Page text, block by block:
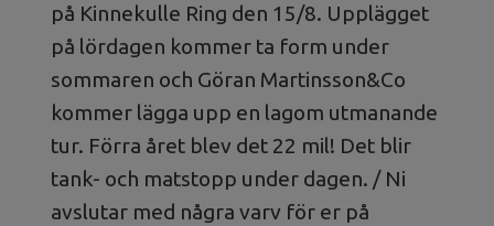
på Kinnekulle Ring den 15/8. Upplägget
på lördagen kommer ta form under
sommaren och Göran Martinsson&Co
kommer lägga upp en lagom utmanande
tur. Förra året blev det 22 mil! Det blir
tank- och matstopp under dagen. / Ni
avslutar med några varv för er på